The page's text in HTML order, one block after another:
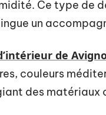
Ce type de
un
de
couleurs
des